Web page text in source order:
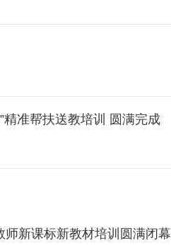
“国培计划（2023）”—阿里地区乡村小规模薄弱学校“一对一”精准帮扶送教培训 圆满完成
师新课标新教材培训圆满闭幕